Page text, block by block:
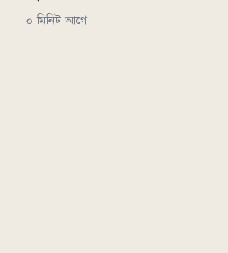
০ মিনিট আগে